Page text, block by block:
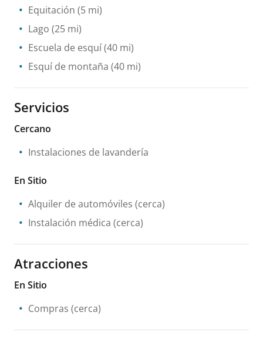
Equitación (5 mi)
Lago (25 mi)
Escuela de esquí(40 mi)
Esquí de montaña (40 mi)
Servicios
Cercano
Instalaciones de lavandería
En Sitio
Alquiler de automóviles (cerca)
Instalación médica (cerca)
Atracciones
En Sitio
Compras (cerca)